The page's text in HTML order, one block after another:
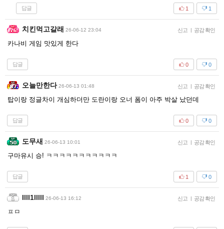
답글 1
1
치킨먹고갈래 26-06-12 23:04 신고 | 공감 확인
카나비 게임 맛있게 한다
답글 0
0
오늘만한다 26-06-13 01:48 신고 | 공감 확인
탑이랑 정글차이 개심하더만 도란이랑 오너 폼이 아주 박살 났던데
답글 0
0
도무새 26-06-13 10:01 신고 | 공감 확인
구마유시 승! ㅋㅋㅋㅋㅋㅋㅋㅋㅋㅋㅋ
답글 0
1
Illl1lllll 26-06-13 16:12 신고 | 공감 확인
ㅍㅁ